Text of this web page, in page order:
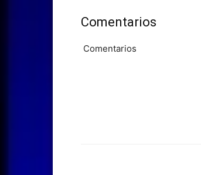
Comentarios
Comentarios